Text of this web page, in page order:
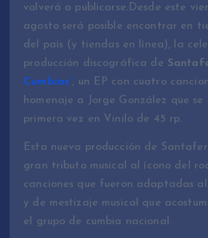
volverá a publicarse.Desde este
agosto será posible encontrar en
del país (y tiendas en línea), la
producción discográfica de
Cumbias”, un EP con cuatro
homenaje a Jorge González que
primera vez en Vinilo de 45 rp.
Esta nueva producción de
gran tributo musical al ícono del
canciones que fueron adaptadas
y de mestizaje musical que
el grupo de cumbia nacional.